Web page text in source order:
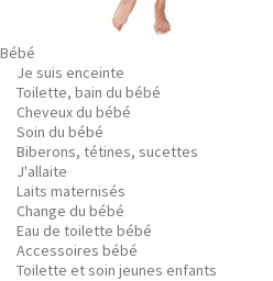
Bébé
Je suis enceinte
Toilette, bain du bébé
Cheveux du bébé
Soin du bébé
Biberons, tétines, sucettes
J'allaite
Laits maternisés
Change du bébé
Eau de toilette bébé
Accessoires bébé
Toilette et soin jeunes enfants